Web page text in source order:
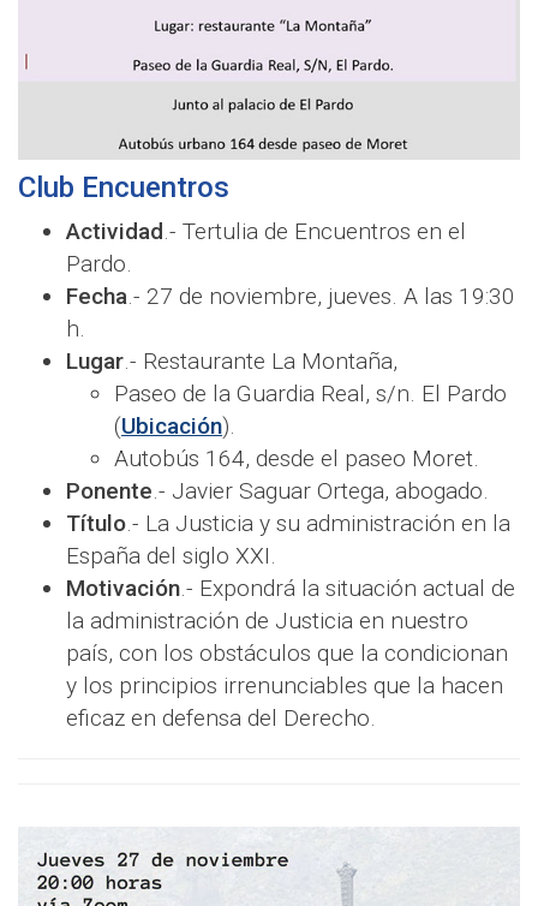
Club Encuentros
Actividad .- Tertulia de Encuentros en el
Pardo.
Fecha .- 27 de noviembre, jueves. A las 19:30
h.
Lugar .- Restaurante La Montaña,
Paseo de la Guardia Real, s/n. El Pardo
(Ubicación).
Autobús 164, desde el paseo Moret.
Ponente .- Javier Saguar Ortega, abogado.
Título .- La Justicia y su administración en la
España del siglo XXI.
Motivación .- Expondrá la situación actual de
la administración de Justicia en nuestro
país, con los obstáculos que la condicionan
y los principios irrenunciables que la hacen
eficaz en defensa del Derecho.